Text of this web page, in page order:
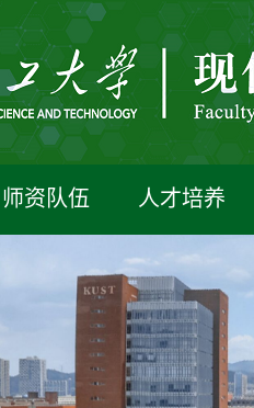
师资队伍 人才培养